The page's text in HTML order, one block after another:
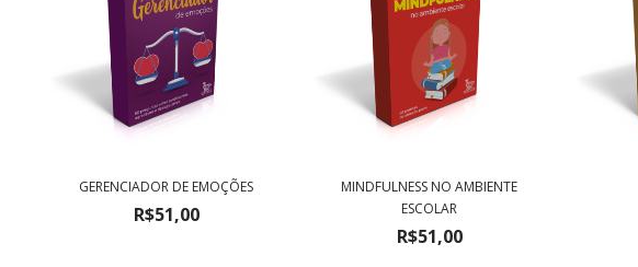
GERENCIADOR DE EMOÇÕES
R$51,00
MINDFULNESS NO AMBIENTE
ESCOLAR
R$51,00